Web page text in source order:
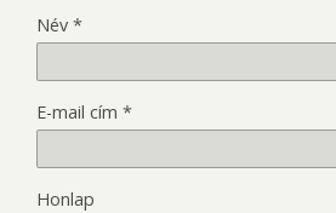
Név *
E-mail cím *
Honlap